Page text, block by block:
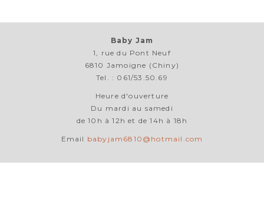
Baby Jam
1, rue du Pont Neuf
6810 Jamoigne (Chiny)
Tel. : 061/53.50.69
Heure d'ouverture
Du mardi au samedi
de 10h à 12h et de 14h à 18h
Email babyjam6810@hotmail.com